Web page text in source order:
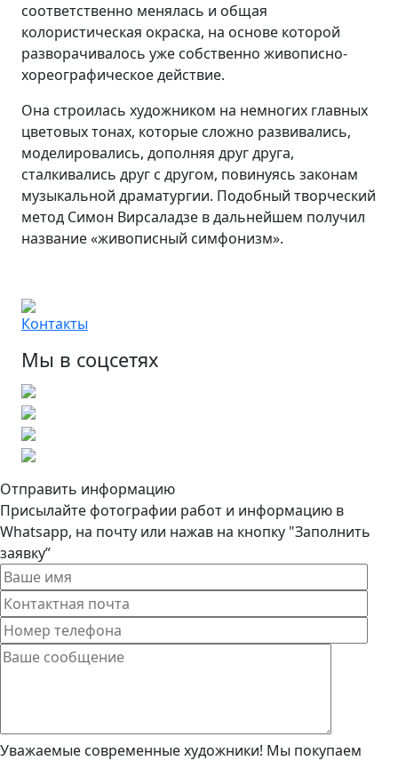
соответственно менялась и общая
колористическая окраска, на основе которой
разворачивалось уже собственно живописно-
хореографическое действие.
Она строилась художником на немногих главных
цветовых тонах, которые сложно развивались,
моделировались, дополняя друг друга,
сталкивались друг с другом, повинуясь законам
музыкальной драматургии. Подобный творческий
метод Симон Вирсаладзе в дальнейшем получил
название «живописный симфонизм».
Контакты
Мы в соцсетях
Отправить информацию
Присылайте фотографии работ и информацию в
Whatsapp, на почту или нажав на кнопку "Заполнить
заявку”
Уважаемые современные художники! Мы покупаем